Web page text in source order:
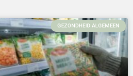
GEZONDHEID ALGEMEEN